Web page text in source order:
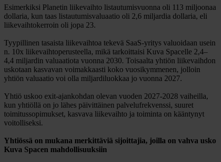
Esimerkiksi Planetin liikevaihto listautumisvuonna oli 113 miljoonaa
dollaria, kun taas listautumisvaluaatio oli 2,6 miljardia dollaria, eli
liikevaihtokerroin oli jopa 23.
Tyypillinen tasaista liikevaihtoa tekevä SaaS-yritys valuoidaan usein
n. 10x liikevaihtoperusteella, mikä tarkoittaisi Kuva Spacelle 2,4–
4,4 miljardin valuaatiota vuonna 2030. Toisaalta yhtiön liikevaihdon
uskotaan kasvavan voimakkaasti koko vuosikymmenen, jolloin
yhtiön valuaatio voi olla miljardiluokkaa jo vuonna 2027.
Yhtiö uskoo exit-ajankohdan olevan vuoden 2027-2028 vaiheilla,
kun yhtiöllä on jo lähes päivittäinen palvelufrekvenssi, suuret
toimitussopimukset, kasvava liikevaihto ja toiminta on kääntynyt
voitolliseksi.
Yhtiössä on mukana merkittäviä sijoittajia, joilla on vahva usko
Kuva Spacen mahdollisuuksiin